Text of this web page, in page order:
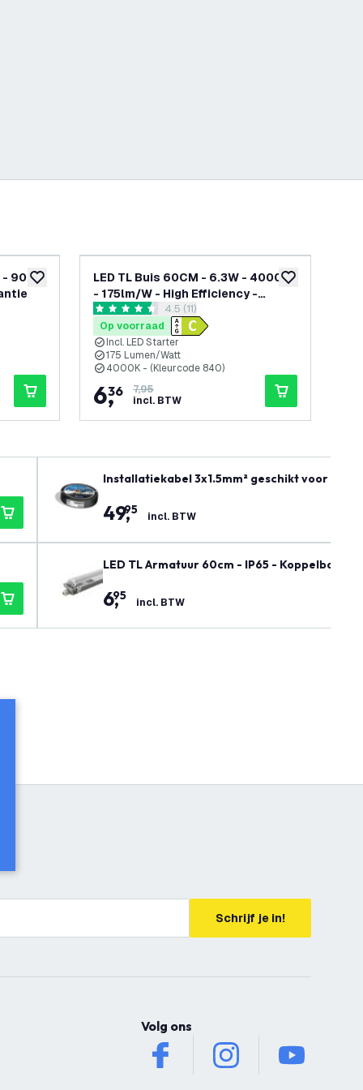
toevoegen aan verlanglijst
- 900
toevoegen aan
LED TL Buis 60CM - 6.3W - 4000K
- 175lm/W - High Efficiency -
Energie Label Creviews drawer openen
4.5 score sterren4.5 (11)
Op voorraad
Incl. LED Starter
175 Lumen/Watt
4000K - (Kleurcode 840)
6,
36
7,95
incl. BTW
Installatiekabel 3x1.5mm² geschikt voor
49,
95 incl. BTW
LED TL Armatuur 60cm - IP65 - Koppelbaar -
6,
95 incl. BTW
Schrijf je in!
Volg ons
facebook instagram youtube